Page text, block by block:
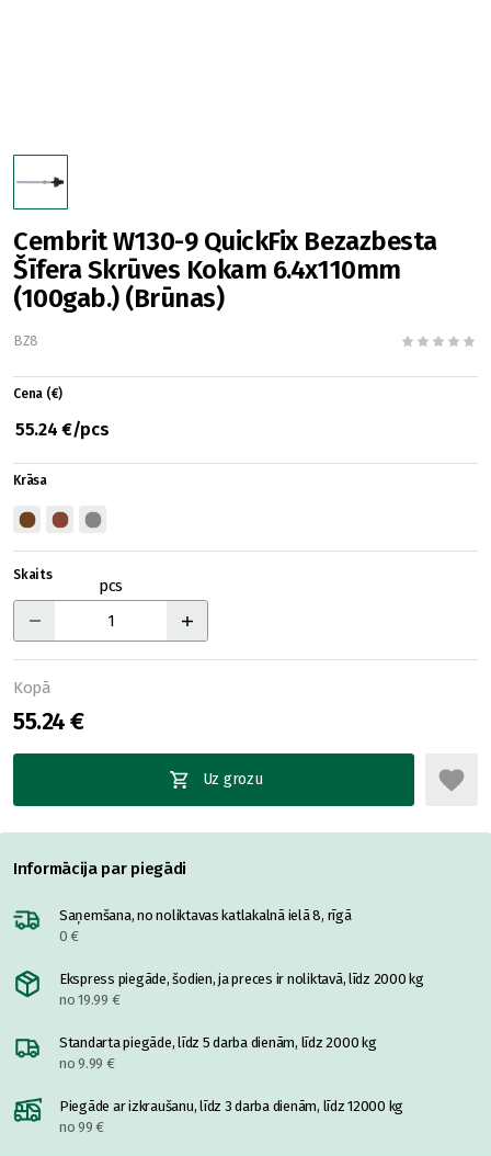
Cembrit W130-9 QuickFix Bezazbesta
Šīfera Skrūves Kokam 6.4x110mm
(100gab.) (Brūnas)
BZ8
Cena (€)
55.24 €/pcs
Krāsa
Skaits
pcs
Kopā
55.24 €
Uz grozu
Informācija par piegādi
Saņemšana, no noliktavas katlakalnā ielā 8, rīgā
0 €
Ekspress piegāde, šodien, ja preces ir noliktavā, līdz 2000 kg
no 19.99 €
Standarta piegāde, līdz 5 darba dienām, līdz 2000 kg
no 9.99 €
Piegāde ar izkraušanu, līdz 3 darba dienām, līdz 12000 kg
no 99 €